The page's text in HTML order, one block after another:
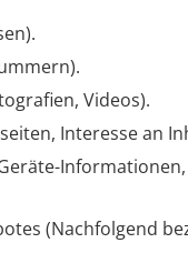
Videos).
Interesse an
Informationen,
(Nachfolgend